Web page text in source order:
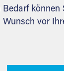
Bedarf können
Wunsch vor